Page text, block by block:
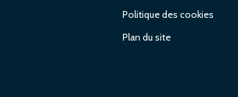
Politique des cookies
Plan du site